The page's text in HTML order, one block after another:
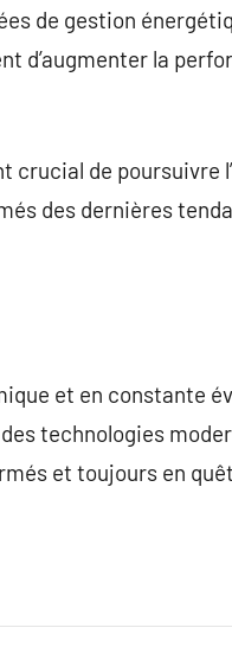
de gestion
d’augmenter la
crucial de poursuivre
des dernières
et en constante
technologies
et toujours en